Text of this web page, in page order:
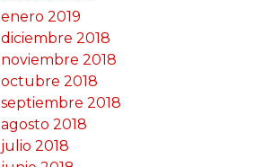
enero 2019
diciembre 2018
noviembre 2018
octubre 2018
septiembre 2018
agosto 2018
julio 2018